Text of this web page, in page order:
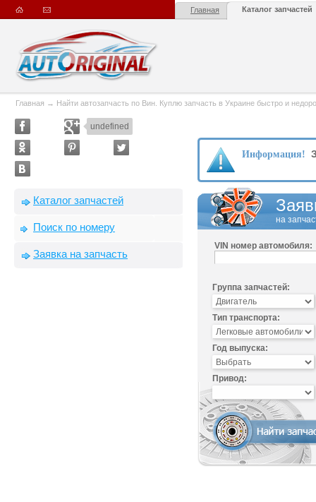
Главная Каталог запчастей
Главная → Найти автозапчасть по Вин. Куплю запчасть в Украине быстро и
undefined
Каталог запчастей
Поиск по номеру
Заявка на запчасть
Информация!
на
VIN номер автомобиля:
Группа запчастей:
Тип транспорта:
Год выпуска:
Привод: